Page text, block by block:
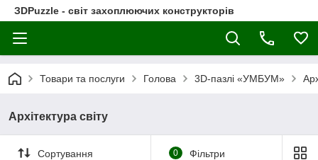
ЗDPuzzle - світ захоплюючих конструкторів
Товари та послуги Голова 3D-пазлі «УМБУМ»
Архітектура світу
Сортування 0 Фільтри